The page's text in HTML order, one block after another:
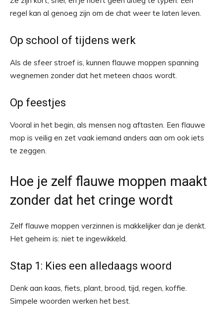
regel kan al genoeg zijn om de chat weer te laten leven.
Op school of tijdens werk
Als de sfeer stroef is, kunnen flauwe moppen spanning
wegnemen zonder dat het meteen chaos wordt.
Op feestjes
Vooral in het begin, als mensen nog aftasten. Een flauwe
mop is veilig en zet vaak iemand anders aan om ook iets
te zeggen.
Hoe je zelf flauwe moppen maakt
zonder dat het cringe wordt
Zelf flauwe moppen verzinnen is makkelijker dan je denkt.
Het geheim is: niet te ingewikkeld.
Stap 1: Kies een alledaags woord
Denk aan kaas, fiets, plant, brood, tijd, regen, koffie.
Simpele woorden werken het best.